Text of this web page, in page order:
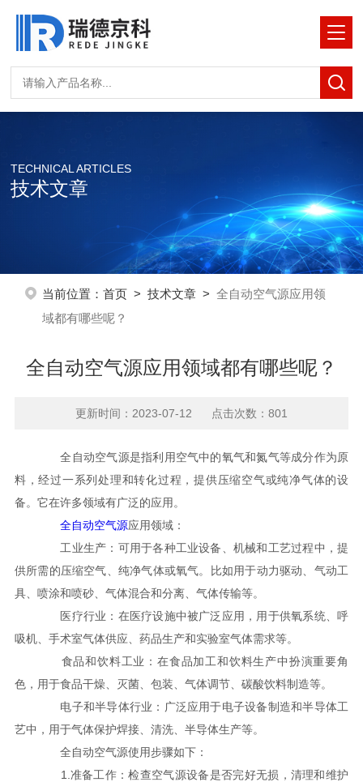
TECHNICAL ARTICLES
技术文章
当前位置： 首页> 技术文章> 全自动空气源应用领
域都有哪些呢？
全自动空气源应用领域都有哪些呢？
更新时间：2023-07-12 点击次数：801
全自动空气源是指利用空气中的氧气和氮气等成分作为原
料，经过一系列处理和转化过程，提供压缩空气或纯净气体的设
备。它在许多领域有广泛的应用。
全自动空气源应用领域：
工业生产：可用于各种工业设备、机械和工艺过程中，提
供所需的压缩空气、纯净气体或氧气。比如用于动力驱动、气动工
具、喷涂和喷砂、气体混合和分离、气体传输等。
医疗行业：在医疗设施中被广泛应用，用于供氧系统、呼
吸机、手术室气体供应、药品生产和实验室气体需求等。
食品和饮料工业：在食品加工和饮料生产中扮演重要角
色，用于食品干燥、灭菌、包装、气体调节、碳酸饮料制造等。
电子和半导体行业：广泛应用于电子设备制造和半导体工
艺中，用于气体保护焊接、清洗、半导体生产等。
全自动空气源使用步骤如下：
1.准备工作：检查空气源设备是否完好无损，清理和维护